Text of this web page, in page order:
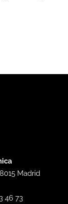
Madrid
46 73